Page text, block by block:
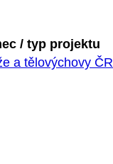
/ typ projektu
a tělovýchovy ČR